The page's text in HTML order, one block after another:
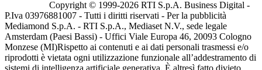
Copyright © 1999-2026 RTI S.p.A. Business Digital -
P.Iva 03976881007 - Tutti i diritti riservati - Per la pubblicità
Mediamond S.p.A. - RTI S.p.A., Mediaset N.V., sede legale
Amsterdam (Paesi Bassi) - Uffici Viale Europa 46, 20093 Cologno
Monzese (MI)Rispetto ai contenuti e ai dati personali trasmessi e/o
riprodotti è vietata ogni utilizzazione funzionale all’addestramento di